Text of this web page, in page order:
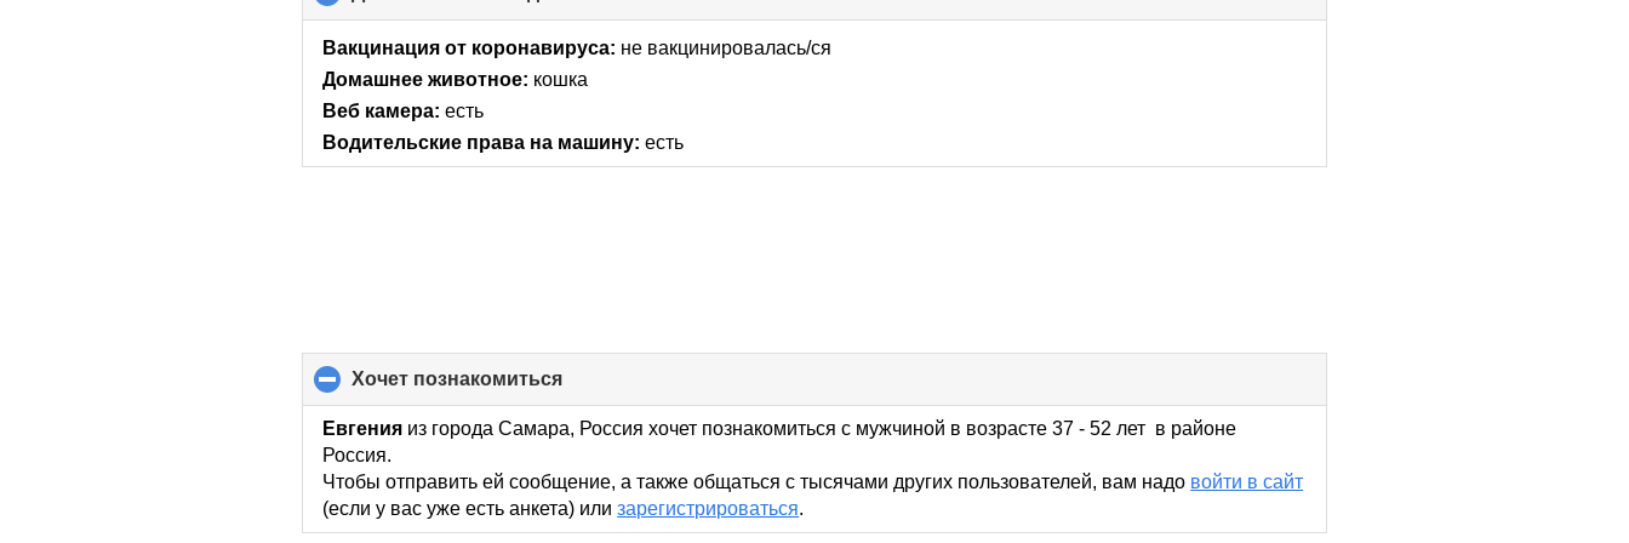
to
collapse
Вакцинация от коронавируса: не вакцинировалась/ся
Домашнее животное: кошка
Веб камера: есть
Водительские права на машину: есть
хочет познакомиться
to
collapse
Евгения из города Самара, Россия хочет познакомиться с мужчиной в возрасте 37 - 52 лет в районе
Россия.
Чтобы отправить ей сообщение, а также общаться с тысячами других пользователей, вам надо войти в сайт
(если у вас уже есть анкета) илизарегистрироваться.